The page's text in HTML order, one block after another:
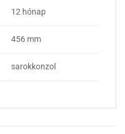
12 hónap
456 mm
sarokkonzol